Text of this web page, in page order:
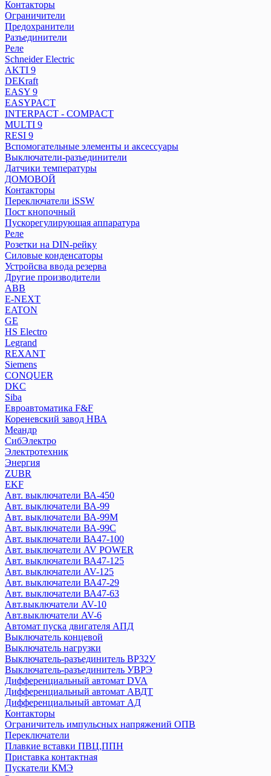
Schneider Electric
Распред. колодки
AKTI 9
DEKraft
EASY 9
EASYPACT
INTERPACT - COMPACT
MULTI 9
RESI 9
Вспомогательные элементы и аксессуары
Выключатели-разъединители
Датчики температуры
ДОМОВОЙ
Контакторы
Переключатели iSSW
Пост кнопочный
Пускорегулирующая аппаратура
Реле
Розетки на DIN-рейку
Силовые конденсаторы
Устройсва ввода резерва
Другие производители
ABB
E-NEXT
EATON
GE
HS Electro
Legrand
REXANT
Siemens
CONQUER
DKC
Siba
Евроавтоматика F&F
Кореневский завод НВА
Меандр
СибЭлектро
Электротехник
Энергия
ZUBR
EKF
Авт. выключатели ВА-450
Авт. выключатели ВА-99
Авт. выключатели ВА-99М
Авт. выключатели ВА-99С
Авт. выключатели AV POWER
Авт. выключатели ВА47-100
Авт. выключатели AV-125
Авт. выключатели ВА47-125
Авт. выключатели ВА47-29
Авт. выключатели ВА47-63
Авт.выключатели AV-10
Авт.выключатели AV-6
Автомат пуска двигателя АПД
Выключатель концевой
Выключатель нагрузки
Выключатель-разъединитель ВР32У
Выключатель-разъединитель УВРЭ
Контакторы
Ограничители
Предохранители
Разъединители
Реле
Schneider Electric
AKTI 9
DEKraft
EASY 9
EASYPACT
INTERPACT - COMPACT
MULTI 9
RESI 9
Вспомогательные элементы и аксессуары
Выключатели-разъединители
Датчики температуры
ДОМОВОЙ
Контакторы
Переключатели iSSW
Пост кнопочный
Пускорегулирующая аппаратура
Реле
Розетки на DIN-рейку
Силовые конденсаторы
Устройсва ввода резерва
Другие производители
ABB
E-NEXT
EATON
GE
HS Electro
Legrand
REXANT
Siemens
CONQUER
DKC
Siba
Евроавтоматика F&F
Кореневский завод НВА
Меандр
СибЭлектро
Электротехник
Энергия
ZUBR
EKF
Авт. выключатели ВА-450
Авт. выключатели ВА-99
Авт. выключатели ВА-99М
Авт. выключатели ВА-99С
Авт. выключатели ВА47-100
Авт. выключатели AV POWER
Авт. выключатели ВА47-125
Авт. выключатели AV-125
Авт. выключатели ВА47-29
Авт. выключатели ВА47-63
Авт.выключатели AV-10
Авт.выключатели AV-6
Автомат пуска двигателя АПД
Выключатель концевой
Выключатель нагрузки
Выключатель-разъединитель ВР32У
Выключатель-разъединитель УВРЭ
Дифференциальный автомат DVA
Дифференциальный автомат АВДТ
Дифференциальный автомат АД
Контакторы
Ограничитель импульсных напряжений ОПВ
Переключатели
Плавкие вставки ПВЦ,ППН
Приставка контактная
Пускатели КМЭ